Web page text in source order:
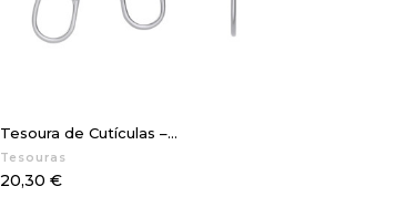
Tesoura de Cutículas –...
Tesouras
Preço
20,30 €